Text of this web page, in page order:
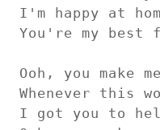
I'm happy at
You're my best
Ooh, you make
Whenever this
I got you to